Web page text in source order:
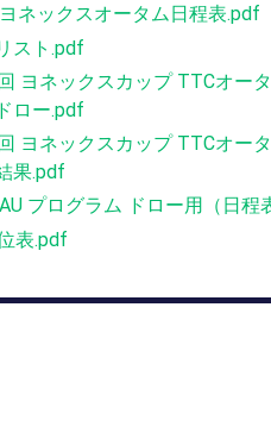
ネックスオータム日程表.pdf
スト.pdf
ヨネックスカップ TTCオー
ロー.pdf
ヨネックスカップ TTCオー
果.pdf
プログラム ドロー用（日程
表.pdf